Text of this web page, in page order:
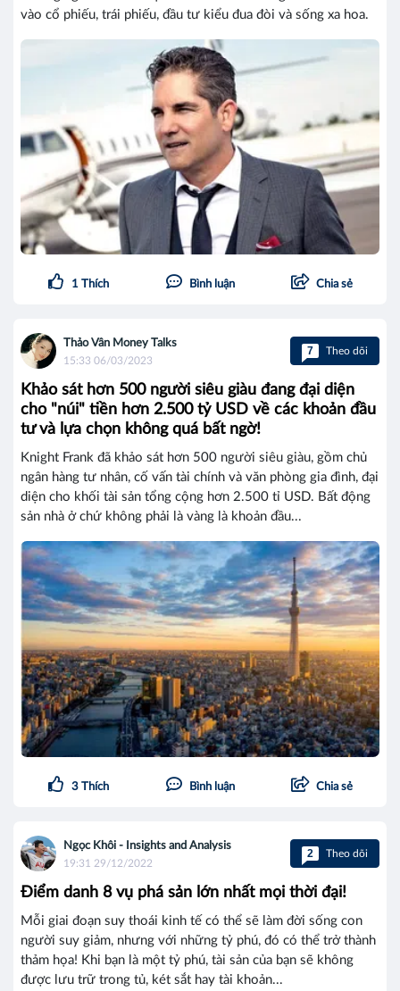
vào cổ phiếu, trái phiếu, đầu tư kiểu đua đòi và sống xa hoa.
1 Thích Bình luận Chia sẻ
Thảo Vân Money Talks
15:33 06/03/2023
7 Theo dõi
Khảo sát hơn 500 người siêu giàu đang đại diện
cho "núi" tiền hơn 2.500 tỷ USD về các khoản đầu
tư và lựa chọn không quá bất ngờ!
Knight Frank đã khảo sát hơn 500 người siêu giàu, gồm chủ
ngân hàng tư nhân, cố vấn tài chính và văn phòng gia đình, đại
diện cho khối tài sản tổng cộng hơn 2.500 tỉ USD. Bất động
sản nhà ở chứ không phải là vàng là khoản đầu...
3 Thích Bình luận Chia sẻ
Ngọc Khôi - Insights and Analysis
19:31 29/12/2022
2 Theo dõi
Điểm danh 8 vụ phá sản lớn nhất mọi thời đại!
Mỗi giai đoạn suy thoái kinh tế có thể sẽ làm đời sống con
người suy giảm, nhưng với những tỷ phú, đó có thể trở thành
thảm họa! Khi bạn là một tỷ phú, tài sản của bạn sẽ không
được lưu trữ trong tủ, két sắt hay tài khoản...